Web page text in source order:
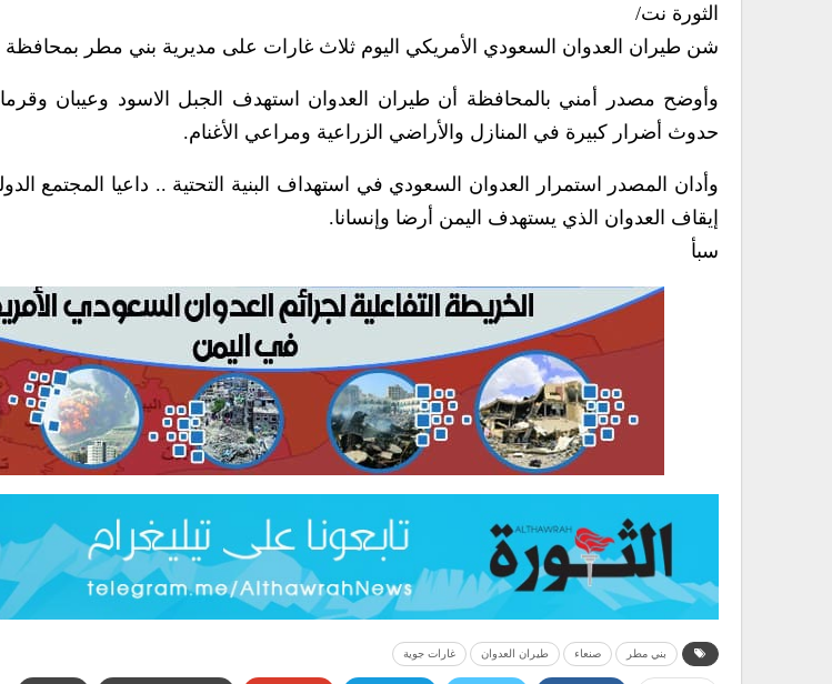
الثورة نت/
شن طيران العدوان السعودي الأمريكي اليوم ثلاث غارات على مديرية بني مطر بمحافظة
وأوضح مصدر أمني بالمحافظة أن طيران العدوان استهدف الجبل الاسود وعيبان
حدوث أضرار كبيرة في المنازل والأراضي الزراعية ومراعي الأغنام.
وأدان المصدر استمرار العدوان السعودي في استهداف البنية التحتية .. داعيا المجتمع
إيقاف العدوان الذي يستهدف اليمن أرضا وإنسانا.
سبأ
بني مطر صنعاء طيران العدوان غارات جوية